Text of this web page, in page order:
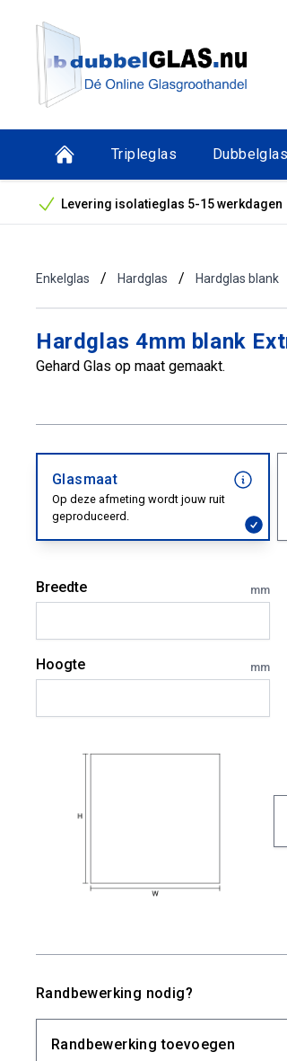
Tripleglas Dubbelglas
Levering isolatieglas 5-15 werkdagen
Bouwvak geopend! Óók snelle
Enkelglas / Hardglas / Hardglas blank
Hardglas 4mm blank
Gehard Glas op maat gemaakt.
Glasmaat
Op deze afmeting wordt jouw ruit
geproduceerd.
Breedte mm
Hoogte mm
Randbewerking nodig?
Randbewerking toevoegen